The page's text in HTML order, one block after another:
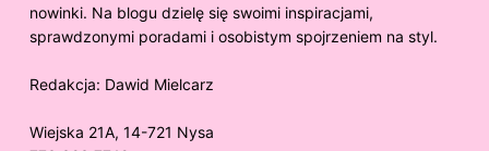
nowinki. Na blogu dzielę się swoimi inspiracjami,
sprawdzonymi poradami i osobistym spojrzeniem na styl.
Redakcja: Dawid Mielcarz
Wiejska 21A, 14-721 Nysa